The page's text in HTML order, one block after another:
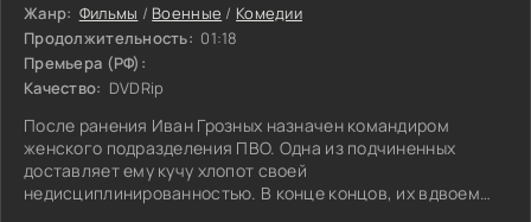
Жанр: Фильмы / Военные / Комедии
Продолжительность: 01:18
Премьера (РФ):
Качество: DVDRip
После ранения Иван Грозных назначен командиром
женского подразделения ПВО. Одна из подчиненных
доставляет ему кучу хлопот своей
недисциплинированностью. В конце концов, их вдвоем